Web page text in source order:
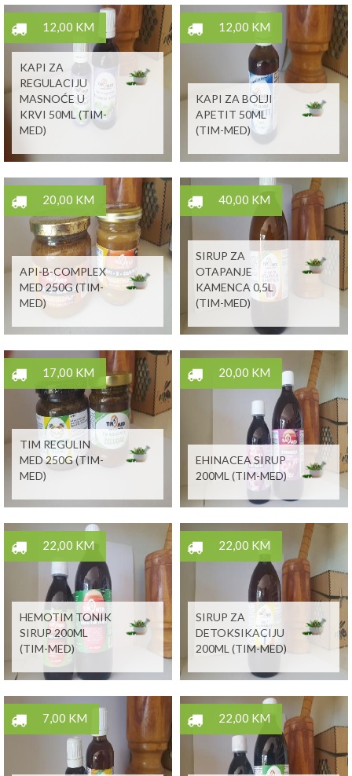
12,00 KM
KAPI ZA
REGULACIJU
MASNOĆE U
KRVI 50ML (TIM-
MED)
12,00 KM
KAPI ZA BOLJI
APETIT 50ML
(TIM-MED)
20,00 KM
API-B-COMPLEX
MED 250G (TIM-
MED)
40,00 KM
SIRUP ZA
OTAPANJE
KAMENCA 0,5L
(TIM-MED)
17,00 KM
TIM REGULIN
MED 250G (TIM-
MED)
20,00 KM
EHINACEA SIRUP
200ML (TIM-MED)
22,00 KM
HEMOTIM TONIK
SIRUP 200ML
(TIM-MED)
22,00 KM
SIRUP ZA
DETOKSIKACIJU
200ML (TIM-MED)
7,00 KM 22,00 KM